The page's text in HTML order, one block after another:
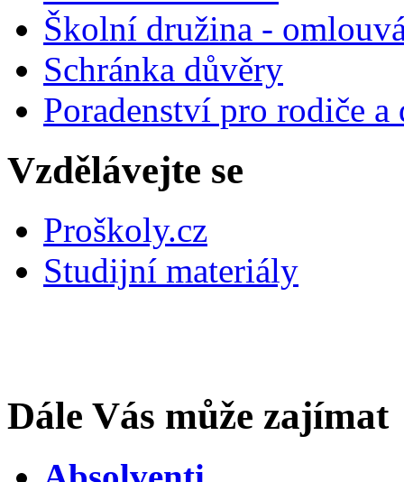
Školní družina -
Schránka důvěry
Poradenství pro rodiče
Vzdělávejte se
Proškoly.cz
Studijní materiály
Dále Vás může zajímat